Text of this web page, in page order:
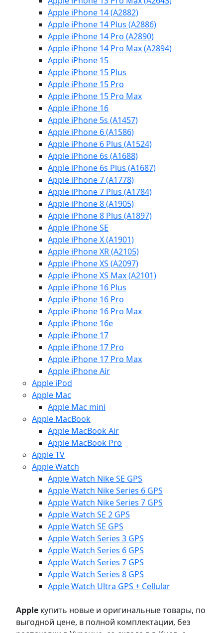
Apple iPhone 14 (A2882)
Apple iPhone 14 Plus (A2886)
Apple iPhone 14 Pro (A2890)
Apple iPhone 14 Pro Max (A2894)
Apple iPhone 15
Apple iPhone 15 Plus
Apple iPhone 15 Pro
Apple iPhone 15 Pro Max
Apple iPhone 16
Apple iPhone 5s (A1457)
Apple iPhone 6 (A1586)
Apple iPhone 6 Plus (A1524)
Apple iPhone 6s (A1688)
Apple iPhone 6s Plus (A1687)
Apple iPhone 7 (A1778)
Apple iPhone 7 Plus (A1784)
Apple iPhone 8 (A1905)
Apple iPhone 8 Plus (A1897)
Apple iPhone SE
Apple iPhone X (A1901)
Apple iPhone XR (A2105)
Apple iPhone XS (A2097)
Apple iPhone XS Max (A2101)
Apple iPhone 16 Plus
Apple iPhone 16 Pro
Apple iPhone 16 Pro Max
Apple iPhone 16e
Apple iPhone 17
Apple iPhone 17 Pro
Apple iPhone 17 Pro Max
Apple iPhone Air
Apple iPod
Apple Mac
Apple Mac mini
Apple MacBook
Apple MacBook Air
Apple MacBook Pro
Apple TV
Apple Watch
Apple Watch Nike SE GPS
Apple Watch Nike Series 6 GPS
Apple Watch Nike Series 7 GPS
Apple Watch SE 2 GPS
Apple Watch SE GPS
Apple Watch Series 3 GPS
Apple Watch Series 6 GPS
Apple Watch Series 7 GPS
Apple Watch Series 8 GPS
Apple Watch Ultra GPS + Cellular
Apple купить новые и оригинальные товары, по
выгодной цене, в полной комплектации, без